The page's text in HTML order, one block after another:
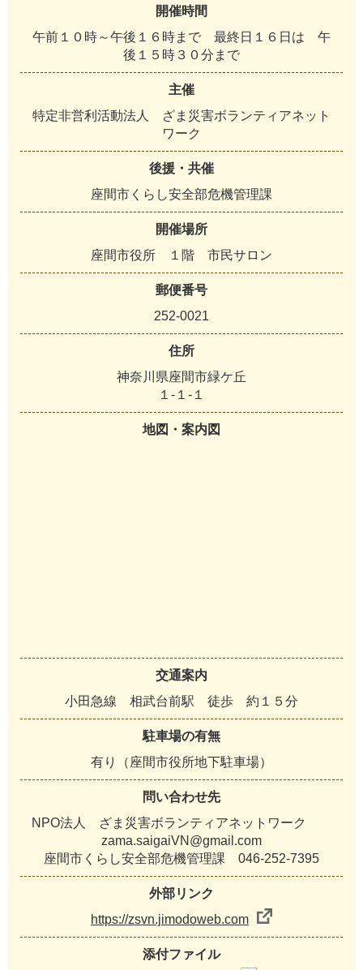
開催時間
午前１０時～午後１６時まで 最終日１６日は 午
後１５時３０分まで
主催
特定非営利活動法人 ざま災害ボランティアネット
ワーク
後援・共催
座間市くらし安全部危機管理課
開催場所
座間市役所 １階 市民サロン
郵便番号
252-0021
住所
神奈川県座間市緑ケ丘
１-１-１
地図・案内図
交通案内
小田急線 相武台前駅 徒歩 約１５分
駐車場の有無
有り（座間市役所地下駐車場）
問い合わせ先
NPO法人 ざま災害ボランティアネットワーク
zama.saigaiVN@gmail.com
座間市くらし安全部危機管理課 046-252-7395
外部リンク
https://zsvn.jimodoweb.com
添付ファイル